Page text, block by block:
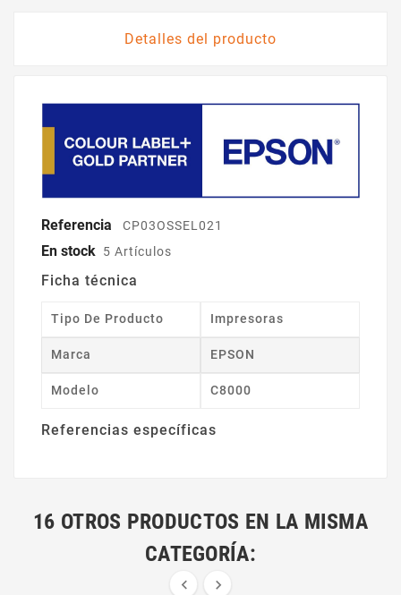
Detalles del producto
Referencia CP03OSSEL021
En stock 5 Artículos
Ficha técnica
Tipo De Producto Impresoras
Marca EPSON
Modelo C8000
Referencias específicas
16 OTROS PRODUCTOS EN LA MISMA
CATEGORÍA:
 